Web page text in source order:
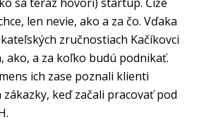
sa teraz hovorí) startup. Čiže
len nevie, ako a za čo. Vďaka
zručnostiach Kačíkovci
ako‚ a za koľko budú podnikať.
ich zase poznali klienti
keď začali pracovať pod